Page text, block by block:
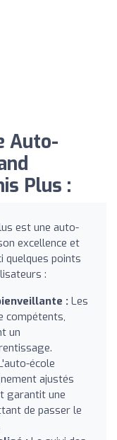
Auto-
Plus :
est une auto-
excellence et
quelques points
:
: Les
compétents,
un
école
ajustés
garantit une
de passer le